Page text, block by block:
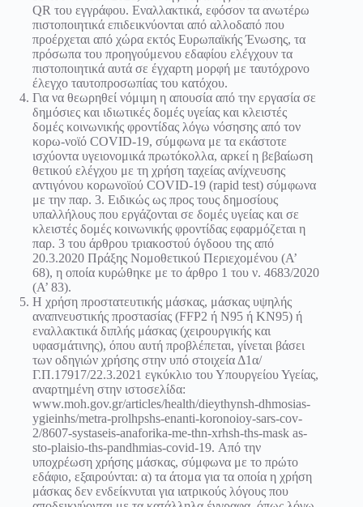
QR του εγγράφου. Εναλλακτικά, εφόσον τα ανωτέρω
πιστοποιητικά επιδεικνύονται από αλλοδαπό που
προέρχεται από χώρα εκτός Ευρωπαϊκής Ένωσης, τα
πρόσωπα του προηγούμενου εδαφίου ελέγχουν τα
πιστοποιητικά αυτά σε έγχαρτη μορφή με ταυτόχρονο
έλεγχο ταυτοπροσωπίας του κατόχου.
Για να θεωρηθεί νόμιμη η απουσία από την εργασία σε
δημόσιες και ιδιωτικές δομές υγείας και κλειστές
δομές κοινωνικής φροντίδας λόγω νόσησης από τον
κορω-νοϊό COVID-19, σύμφωνα με τα εκάστοτε
ισχύοντα υγειονομικά πρωτόκολλα, αρκεί η βεβαίωση
θετικού ελέγχου με τη χρήση ταχείας ανίχνευσης
αντιγόνου κορωνοϊού COVID-19 (rapid test) σύμφωνα
με την παρ. 3. Ειδικώς ως προς τους δημοσίους
υπαλλήλους που εργάζονται σε δομές υγείας και σε
κλειστές δομές κοινωνικής φροντίδας εφαρμόζεται η
παρ. 3 του άρθρου τριακοστού όγδοου της από
20.3.2020 Πράξης Νομοθετικού Περιεχομένου (Α’
68), η οποία κυρώθηκε με το άρθρο 1 του ν. 4683/2020
(Α’ 83).
Η χρήση προστατευτικής μάσκας, μάσκας υψηλής
αναπνευστικής προστασίας (FFP2 ή N95 ή ΚΝ95) ή
εναλλακτικά διπλής μάσκας (χειρουργικής και
υφασμάτινης), όπου αυτή προβλέπεται, γίνεται βάσει
των οδηγιών χρήσης στην υπό στοιχεία Δ1α/
Γ.Π.17917/22.3.2021 εγκύκλιο του Υπουργείου Υγείας,
αναρτημένη στην ιστοσελίδα:
www.moh.gov.gr/articles/health/dieythynsh-dhmosias-
ygieinhs/metra-prolhpshs-enanti-koronoioy-sars-cov-
2/8607-systaseis-anaforika-me-thn-xrhsh-ths-mask as-
sto-plaisio-ths-pandhmias-covid-19. Από την
υποχρέωση χρήσης μάσκας, σύμφωνα με το πρώτο
εδάφιο, εξαιρούνται: α) τα άτομα για τα οποία η χρήση
μάσκας δεν ενδείκνυται για ιατρικούς λόγους που